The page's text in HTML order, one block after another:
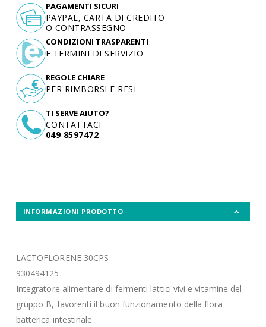
TI SERVE AIUTO?
CONTATTACI
049 8597472
PAGAMENTI SICURI
PAYPAL, CARTA DI CREDITO
O CONTRASSEGNO
CONDIZIONI TRASPARENTI
E TERMINI DI SERVIZIO
REGOLE CHIARE
PER RIMBORSI E RESI
INFORMAZIONI PRODOTTO
LACTOFLORENE 30CPS
930494125
Integratore alimentare di fermenti lattici vivi e vitamine del
gruppo B, favorenti il buon funzionamento della flora
batterica intestinale.